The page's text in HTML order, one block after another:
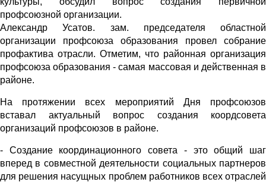
профсоюзной организации.
Александр Усатов. зам. председателя областной
организации профсоюза образования провел собрание
профактива отрасли. Отметим, что районная организация
профсоюза образования - самая массовая и действенная в
районе.
На протяжении всех мероприятий Дня профсоюзов
вставал актуальный вопрос создания коордсовета
организаций профсоюзов в районе.
- Создание координационного совета - это общий шаг
вперед в совместной деятельности социальных партнеров
для решения насущных проблем работников всех отраслей